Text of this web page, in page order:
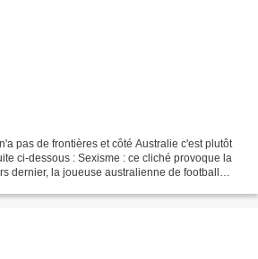
pas de frontières et côté Australie c'est plutôt
ci-dessous : Sexisme : ce cliché provoque la
dernier, la joueuse australienne de football